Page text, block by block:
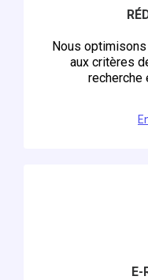
Nous
aux critères
recherche
E-